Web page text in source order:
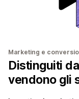
Marketing e
Distinguiti
vendono gli